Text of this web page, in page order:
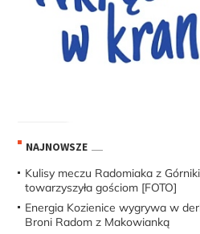
NAJNOWSZE
Kulisy meczu Radomiaka z
towarzyszyła gościom [FOTO]
Energia Kozienice wygrywa w
Broni Radom z Makowianką